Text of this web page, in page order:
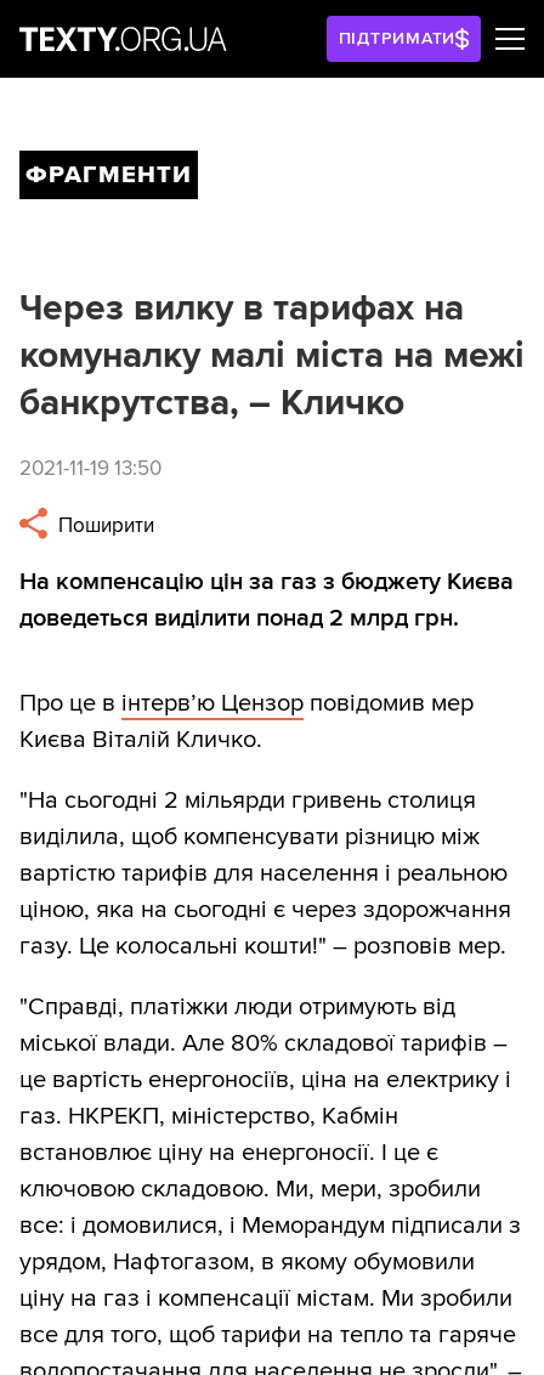
ПІДТРИМАТИ
ФРАГМЕНТИ
Через вилку в тарифах на
комуналку малі міста на межі
банкрутства, – Кличко
2021-11-19 13:50
Поширити
На компенсацію цін за газ з бюджету Києва
доведеться виділити понад 2 млрд грн.
Про це в інтерв’ю Цензор повідомив мер
Києва Віталій Кличко.
"На сьогодні 2 мільярди гривень столиця
виділила, щоб компенсувати різницю між
вартістю тарифів для населення і реальною
ціною, яка на сьогодні є через здорожчання
газу. Це колосальні кошти!" – розповів мер.
"Справді, платіжки люди отримують від
міської влади. Але 80% складової тарифів –
це вартість енергоносіїв, ціна на електрику і
газ. НКРЕКП, міністерство, Кабмін
встановлює ціну на енергоносії. І це є
ключовою складовою. Ми, мери, зробили
все: і домовилися, і Меморандум підписали з
урядом, Нафтогазом, в якому обумовили
ціну на газ і компенсації містам. Ми зробили
все для того, щоб тарифи на тепло та гаряче